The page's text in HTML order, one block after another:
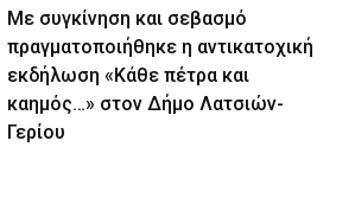
Με συγκίνηση και σεβασμό
πραγματοποιήθηκε η αντικατοχική
εκδήλωση «Κάθε πέτρα και
καημός…» στον Δήμο Λατσιών-
Γερίου